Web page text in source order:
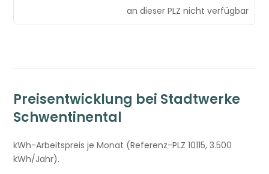
an dieser PLZ nicht verfügbar
Preisentwicklung bei Stadtwerke
Schwentinental
kWh-Arbeitspreis je Monat (Referenz-PLZ 10115, 3.500
kWh/Jahr).